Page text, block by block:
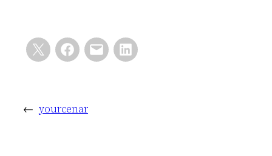
← yourcenar